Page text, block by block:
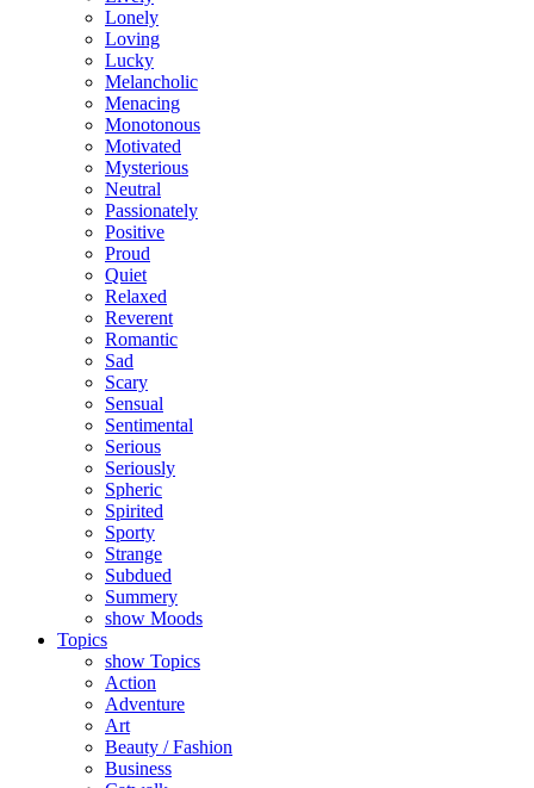
Lonely
Loving
Lucky
Melancholic
Menacing
Monotonous
Motivated
Mysterious
Neutral
Passionately
Positive
Proud
Quiet
Relaxed
Reverent
Romantic
Sad
Scary
Sensual
Sentimental
Serious
Seriously
Spheric
Spirited
Sporty
Strange
Subdued
Summery
show Moods
Topics
show Topics
Action
Adventure
Art
Beauty / Fashion
Business